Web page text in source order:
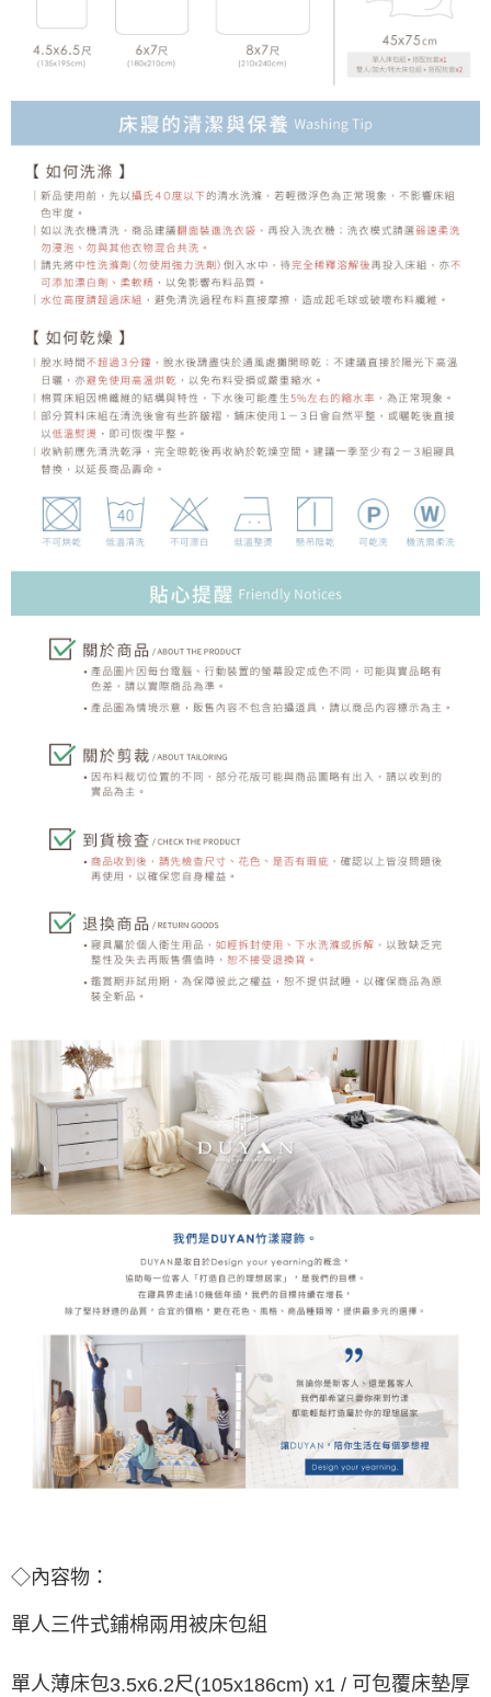
◇內容物：
單人三件式鋪棉兩用被床包組
單人薄床包3.5x6.2尺(105x186cm) x1 / 可包覆床墊厚